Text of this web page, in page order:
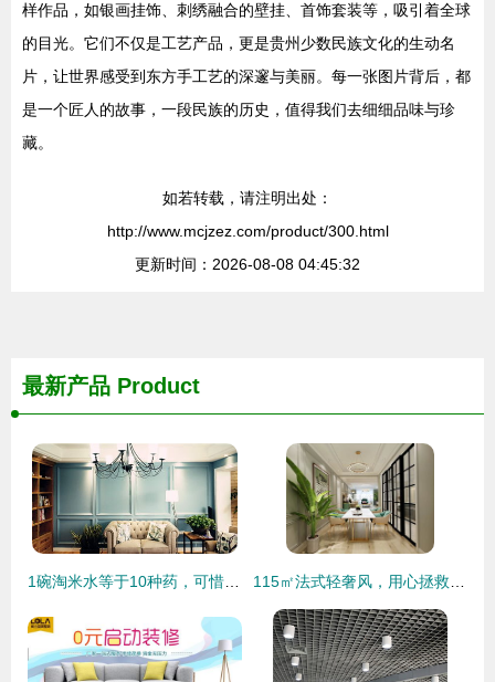
样作品，如银画挂饰、刺绣融合的壁挂、首饰套装等，吸引着全球
的目光。它们不仅是工艺产品，更是贵州少数民族文化的生动名
片，让世界感受到东方手工艺的深邃与美丽。每一张图片背后，都
是一个匠人的故事，一段民族的历史，值得我们去细细品味与珍
藏。
如若转载，请注明出处：
http://www.mcjzez.com/product/300.html
更新时间：2026-08-08 04:45:32
最新产品 Product